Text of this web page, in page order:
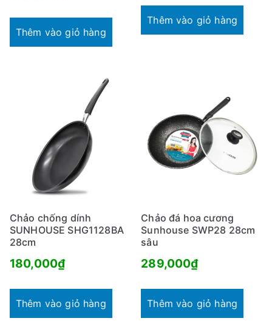
Thêm vào giỏ hàng
Thêm vào giỏ hàng
Chảo chống dính
SUNHOUSE SHG1128BA
28cm
180,000₫
Thêm vào giỏ hàng
Chảo đá hoa cương
Sunhouse SWP28 28cm
sâu
289,000₫
Thêm vào giỏ hàng